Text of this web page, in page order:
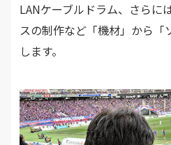
LANケーブルドラム、さらに
スの制作など「機材」から「
します。